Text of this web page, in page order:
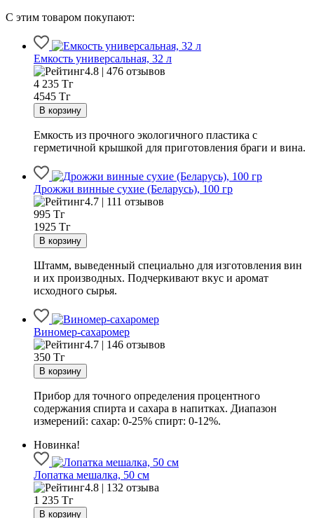
С этим товаром покупают:
Емкость универсальная, 32 л
4.8 | 476 отзывов
4 235 Тг
4545 Тг
Емкость из прочного экологичного пластика с
герметичной крышкой для приготовления браги и вина.
Дрожжи винные сухие (Беларусь), 100 гр
4.7 | 111 отзывов
995 Тг
1925 Тг
Штамм, выведенный специально для изготовления вин
и их производных. Подчеркивают вкус и аромат
исходного сырья.
Виномер-сахаромер
4.7 | 146 отзывов
350 Тг
Прибор для точного определения процентного
содержания спирта и сахара в напитках. Диапазон
измерений: сахар: 0-25% спирт: 0-12%.
Новинка!
Лопатка мешалка, 50 см
4.8 | 132 отзыва
1 235 Тг